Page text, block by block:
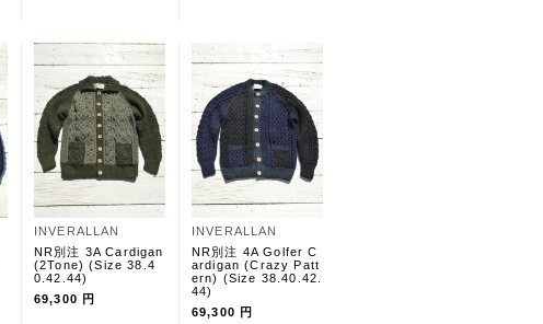
INVERALLAN
NR別注 3A Cardigan
(2Tone) (Size 38.4
0.42.44)
69,300 円
INVERALLAN
NR別注 4A Golfer C
ardigan (Crazy Patt
ern) (Size 38.40.42.
44)
69,300 円